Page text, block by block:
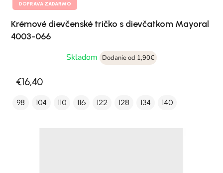
DOPRAVA ZADARMO
Krémové dievčenské tričko s dievčatkom Mayoral
4003-066
Skladom
Dodanie od 1,90€
€16,40
98 104 110 116 122 128 134 140